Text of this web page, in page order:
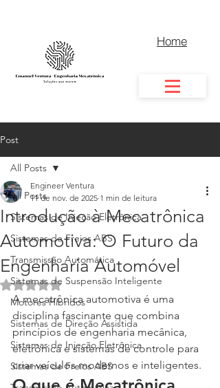
Home
Post
All Posts
Sistemas de Injeção Eletrônica
Sistemas de Freios ABS
Transmissão Automática
Sistemas de Suspensão Inteligente
Motores Híbridos
Sistemas de Direção Assistida
Sistemas de Injeção Eletrônica
Sistemas de Freios ABS
All Posts
Introdução à Mecatrônica
Automotiva: O Futuro da
Engenharia Automóvel
Engineer Ventura
11 de nov. de 2025 1 min de leitura
Avaliado com NaN de 5 estrelas.
A mecatrônica automotiva é uma
disciplina fascinante que combina
princípios de engenharia mecânica,
eletrônica e sistemas de controle para
criar veículos modernos e inteligentes.